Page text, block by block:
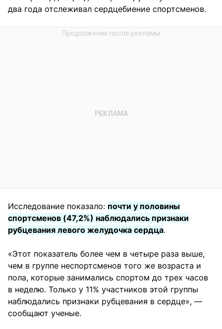
два года отслеживал сердцебиение спортсменов.
Исследование показало: почти у половины
спортсменов (47,2%) наблюдались признаки
рубцевания левого желудочка сердца.
«Этот показатель более чем в четыре раза выше,
чем в группе неспортсменов того же возраста и
пола, которые занимались спортом до трех часов
в неделю. Только у 11% участников этой группы
наблюдались признаки рубцевания в сердце», —
сообщают ученые.